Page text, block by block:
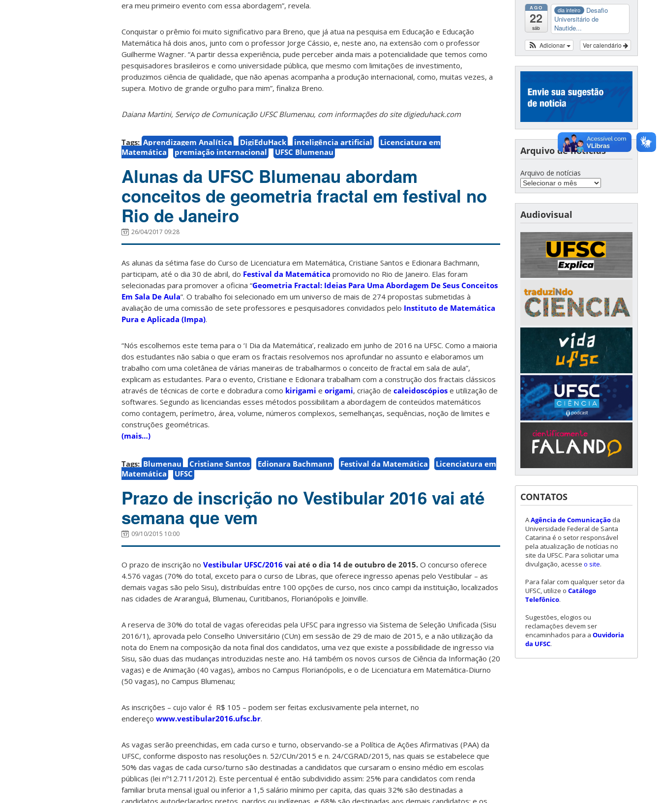
era meu primeiro evento com essa abordagem”, revela.
Conquistar o prêmio foi muito significativo para Breno, que já atua na pesquisa em Educação e Educação
Matemática há dois anos, junto com o professor Jorge Cássio, e, neste ano, na extensão com o professor
Guilherme Wagner. “A partir dessa experiência, pude perceber ainda mais a potencialidade que temos como
pesquisadores brasileiros e como universidade pública, que mesmo com limitações de investimento,
produzimos ciência de qualidade, que não apenas acompanha a produção internacional, como, muitas vezes, a
supera. Motivo de grande orgulho para mim”, finaliza Breno.
Daiana Martini, Serviço de Comunicação UFSC Blumenau, com informações do site digieduhack.com
Tags: Aprendizagem Analítica DigiEduHack inteligência artificial
Licenciatura em
Matemática
premiação internacional UFSC Blumenau
Alunas da UFSC Blumenau abordam
conceitos de geometria fractal em festival no
Rio de Janeiro
26/04/2017 09:28
As alunas da sétima fase do Curso de Licenciatura em Matemática, Cristiane Santos e Edionara Bachmann,
participam, até o dia 30 de abril, do Festival da Matemática promovido no Rio de Janeiro. Elas foram
selecionadas para promover a oficina “Geometria Fractal: Ideias Para Uma Abordagem De Seus Conceitos
Em Sala De Aula”. O trabalho foi selecionado em um universo de mais de 274 propostas submetidas à
avaliação de uma comissão de sete professores e pesquisadores convidados pelo Instituto de Matemática
Pura e Aplicada (Impa).
“Nós escolhemos este tema para o ‘I Dia da Matemática’, realizado em junho de 2016 na UFSC. Como a maioria
dos estudantes não sabia o que eram os fractais resolvemos nos aprofundar no assunto e elaboramos um
trabalho com uma coletânea de várias maneiras de trabalharmos o conceito de fractal em sala de aula”,
explicam as estudantes. Para o evento, Cristiane e Edionara trabalham com a construção dos fractais clássicos
através de técnicas de corte e dobradura como kirigami e origami, criação de caleidoscópios e utilização de
softwares. Segundo as licenciandas esses métodos possibilitam a abordagem de conteúdos matemáticos
como contagem, perímetro, área, volume, números complexos, semelhanças, sequências, noção de limites e
construções geométricas.
(mais…)
Tags: Blumenau Cristiane Santos Edionara Bachmann Festival da Matemática
Licenciatura em
Matemática
UFSC
Prazo de inscrição no Vestibular 2016 vai até
semana que vem
09/10/2015 10:00
O prazo de inscrição no Vestibular UFSC/2016 vai até o dia 14 de outubro de 2015. O concurso oferece
4.576 vagas (70% do total, exceto para o curso de Libras, que oferece ingresso apenas pelo Vestibular – as
demais vagas são pelo Sisu), distribuídas entre 100 opções de curso, nos cinco campi da instituição, localizados
nas cidades de Araranguá, Blumenau, Curitibanos, Florianópolis e Joinville.
A reserva de 30% do total de vagas oferecidas pela UFSC para ingresso via Sistema de Seleção Unificada (Sisu
2016/1), aprovada pelo Conselho Universitário (CUn) em sessão de 29 de maio de 2015, e a não utilização da
nota do Enem na composição da nota final dos candidatos, uma vez que existe a possibilidade de ingresso via
Sisu, são duas das mudanças introduzidas neste ano. Há também os novos cursos de Ciência da Informação (20
vagas) e de Animação (40 vagas), ambos no Campus Florianópolis, e o de Licenciatura em Matemática-Diurno
(50 vagas), no Campus Blumenau;
As inscrições – cujo valor é R$ 105 – podem ser feitas exclusivamente pela internet, no
endereço www.vestibular2016.ufsc.br.
As vagas serão preenchidas, em cada curso e turno, observando-se a Política de Ações Afirmativas (PAA) da
UFSC, conforme disposto nas resoluções n. 52/CUn/2015 e n. 24/CGRAD/2015, nas quais se estabelece que
50% das vagas de cada curso/turno são destinadas a candidatos que cursaram o ensino médio em escolas
públicas (lei nº12.711/2012). Este percentual é então subdividido assim: 25% para candidatos com renda
familiar bruta mensal igual ou inferior a 1,5 salário mínimo per capita, das quais 32% são destinadas a
AGO
22
sáb
dia inteiro
Desafio
Universitário de
Nautide...
Ver calendário
Adicionar
Arquivo de notícias
Arquivo de notícias
Audiovisual
CONTATOS
AAgência de Comunicação da
Universidade Federal de Santa
Catarina é o setor responsável
pela atualização de notícias no
site da UFSC. Para solicitar uma
divulgação, acesse o site.
Para falar com qualquer setor da
UFSC, utilize o Catálogo
Telefônico.
Sugestões, elogios ou
reclamações devem ser
encaminhados para a Ouvidoria
da UFSC.